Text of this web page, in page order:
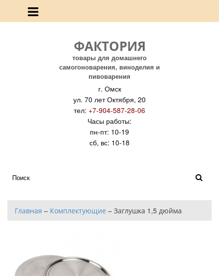
ФАКТОРИЯ
товары для домашнего
самогоноварения, виноделия и
пивоварения
г. Омск
ул. 70 лет Октября, 20
тел: +7-904-587-28-06
Часы работы:
пн-пт: 10-19
сб, вс: 10-18
Главная – Комплектующие – Заглушка 1,5 дюйма